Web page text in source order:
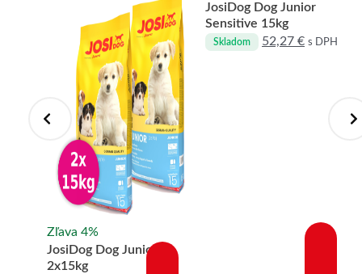
Zľava 4%
JosiDog Dog Junior
2x15kg
JosiDog Dog Junior
Sensitive 15kg
Skladom 52,27 € s DPH